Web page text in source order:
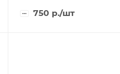
750 р./шт